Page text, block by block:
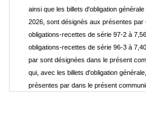
ainsi que les billets d'obligation
2026, sont désignés aux présentes par
obligations-recettes de série 97-2 à
obligations-recettes de série 96-3 à
par sont désignées dans le présent
qui, avec les billets d'obligation
présentes par dans le présent